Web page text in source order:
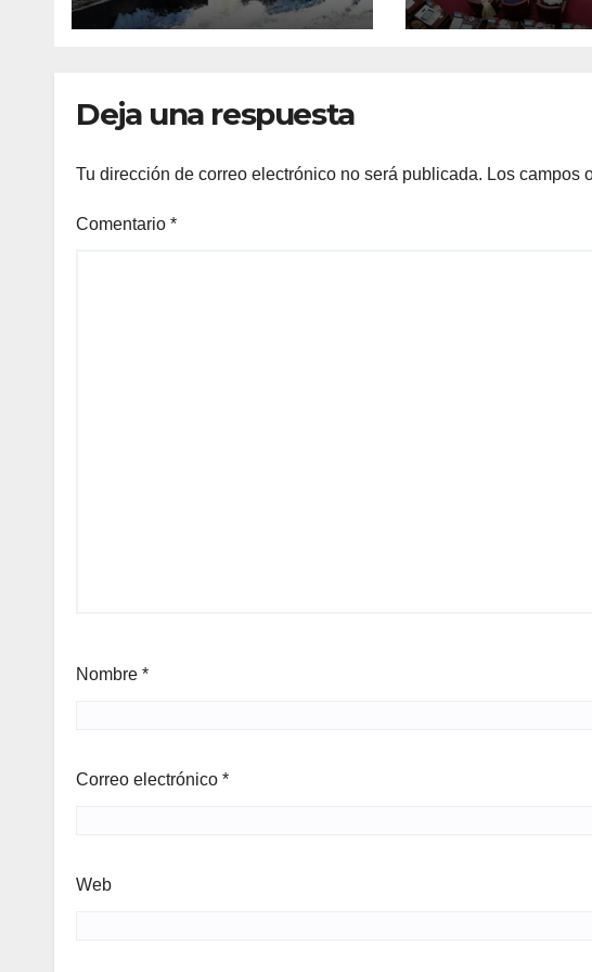
están los 54 puntos
de bombeo
sistema
Santa Fe
Deja una respuesta
Tu dirección de correo electrónico no será publicada. Los campos
Comentario *
Nombre *
Correo electrónico *
Web